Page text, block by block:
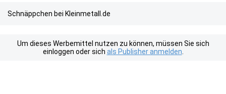
Schnäppchen bei Kleinmetall.de
Um dieses Werbemittel nutzen zu können, müssen Sie sich
einloggen oder sich als Publisher anmelden